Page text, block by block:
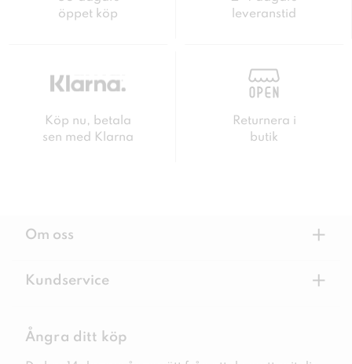
öppet köp
leveranstid
Köp nu, betala
sen med Klarna
Returnera i
butik
Om oss +
Kundservice +
Ångra ditt köp